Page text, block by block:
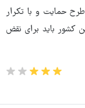
حمایت و با تکرار
کشور باید برای نقض